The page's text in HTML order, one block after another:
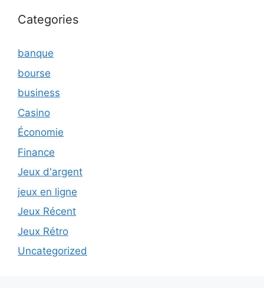
Categories
banque
bourse
business
Casino
Économie
Finance
Jeux d'argent
jeux en ligne
Jeux Récent
Jeux Rétro
Uncategorized